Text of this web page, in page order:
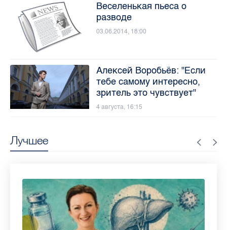
Лучшее
Веселенькая пьеса о
разводе
03.06.2014, 18:00
Алексей Воробьёв: "Если
тебе самому интересно,
зритель это чувствует"
4 августа, 16:15